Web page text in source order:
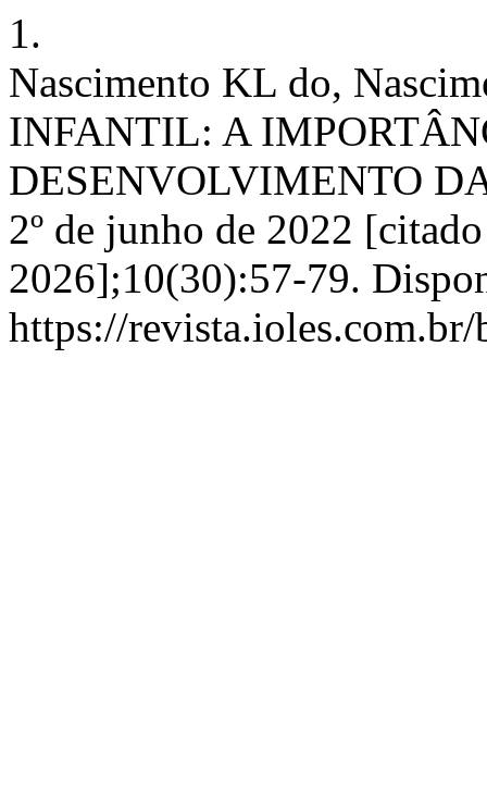
1.
Nascimento KL do,
INFANTIL: A
DESENVOLVIMENTO
2º de junho de 2022
2026];10(30):57-79.
https://